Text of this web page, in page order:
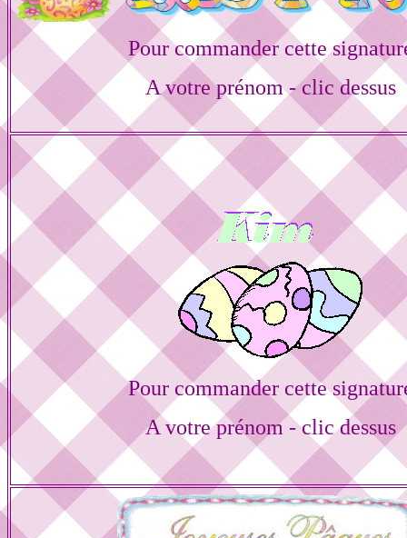
Pour commander cette
A votre prénom - clic dessus
Pour commander cette
A votre prénom - clic dessus